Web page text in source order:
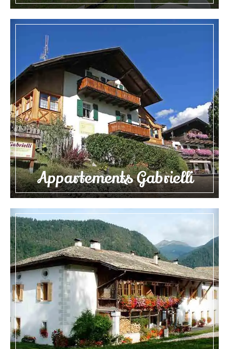
Appartements Gabrielli